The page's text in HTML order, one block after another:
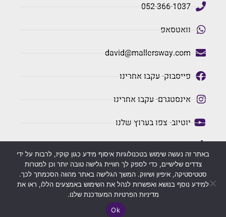
052-366-1037
וואטסאפ
david@mallersway.com
פייסבוק- עקבו אחרינו
אינסטגרם- עקבו אחרינו
יוטיוב- צפו בערוץ שלנו
כל הזכויות שמורות לMaller's Way
עיצוב ובנייה: דפנה דלמדה
באתר זה נעשה שימוש בטכנולוגיות איסוף מידע כגון קוקיז, לרבות על ידי
צדדים שלישיים, כדי לספק לך חוויית גלישה טובה יותר וכן למטרות
סטטיסטיקה, איפיון ושיווק. המשך הגלישה באתר מהווה הסכמתך לכך.
למידע נוסף בנושא ואפשרות לנהל את השימוש באמצעים הללו, ראו את
מדיניות הפרטיות המעודכנת שלנו.
Ok